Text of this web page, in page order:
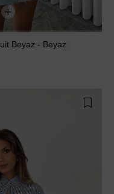
Beyaz - Beyaz